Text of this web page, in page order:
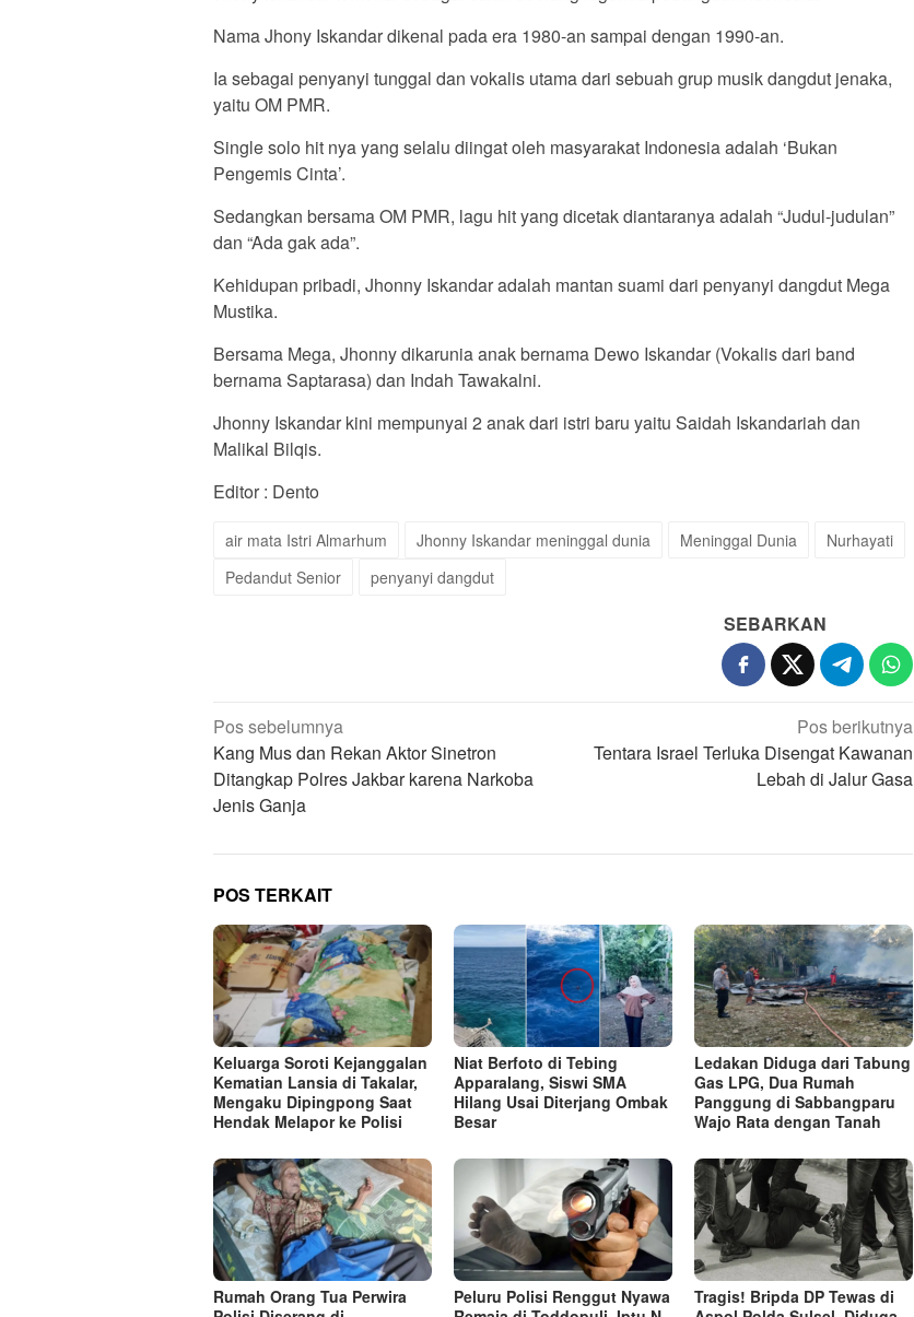
Nama Jhony Iskandar dikenal pada era 1980-an sampai dengan 1990-an.
Ia sebagai penyanyi tunggal dan vokalis utama dari sebuah grup musik dangdut jenaka,
yaitu OM PMR.
Single solo hit nya yang selalu diingat oleh masyarakat Indonesia adalah ‘Bukan
Pengemis Cinta’.
Sedangkan bersama OM PMR, lagu hit yang dicetak diantaranya adalah “Judul-judulan”
dan “Ada gak ada”.
Kehidupan pribadi, Jhonny Iskandar adalah mantan suami dari penyanyi dangdut Mega
Mustika.
Bersama Mega, Jhonny dikarunia anak bernama Dewo Iskandar (Vokalis dari band
bernama Saptarasa) dan Indah Tawakalni.
Jhonny Iskandar kini mempunyai 2 anak dari istri baru yaitu Saidah Iskandariah dan
Malikal Bilqis.
Editor : Dento
air mata Istri Almarhum Jhonny Iskandar meninggal dunia Meninggal Dunia
Nurhayati
Pedandut Senior
penyanyi dangdut
SEBARKAN
Navigasi
pos
Pos sebelumnya
Kang Mus dan Rekan Aktor Sinetron
Ditangkap Polres Jakbar karena Narkoba
Jenis Ganja
Pos berikutnya
Tentara Israel Terluka Disengat Kawanan
Lebah di Jalur Gasa
POS TERKAIT
Keluarga Soroti Kejanggalan
Kematian Lansia di Takalar,
Mengaku Dipingpong Saat
Hendak Melapor ke Polisi
Niat Berfoto di Tebing
Apparalang, Siswi SMA
Hilang Usai Diterjang Ombak
Besar
Ledakan Diduga dari Tabung
Gas LPG, Dua Rumah
Panggung di Sabbangparu
Wajo Rata dengan Tanah
Rumah Orang Tua Perwira
Peluru Polisi Renggut Nyawa
Tragis! Bripda DP Tewas di